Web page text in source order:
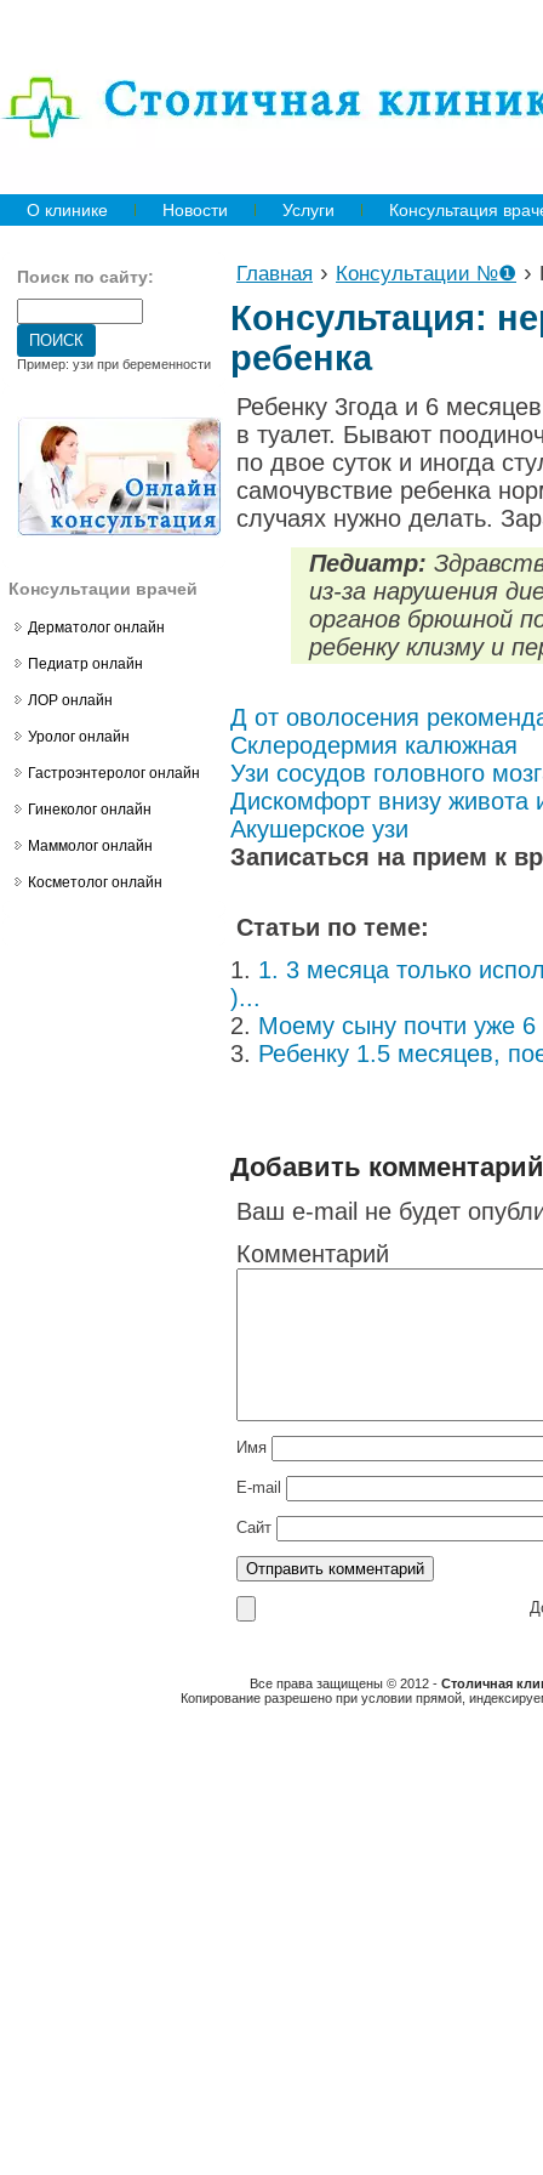
О клинике Новости Услуги Консультация
Поиск по сайту:
Пример: узи при беременности
Консультации врачей
Дерматолог онлайн
Педиатр онлайн
ЛОР онлайн
Уролог онлайн
Гастроэнтеролог онлайн
Гинеколог онлайн
Маммолог онлайн
Косметолог онлайн
Главная › Консультации №❶ ›
Консультация:
ребенка
Ребенку 3года и 6
в туалет. Бывают
по двое суток и иногда
самочувствие ребенка
случаях нужно делать.
Педиатр:
из-за нарушения
органов брюшной
ребенку клизму и
Д от оволосения
Склеродермия калюжная
Узи сосудов головного
Дискомфорт внизу живота
Акушерское узи
Записаться на прием к
Статьи по теме:
1. 3 месяца только
)...
Моему сыну почти уже 6
Ребенку 1.5 месяцев,
Добавить комментарий
Ваш e-mail не будет
Комментарий
Имя
E-mail
Сайт
Все права защищены © 2012 - Столичная
Копирование разрешено при условии прямой,